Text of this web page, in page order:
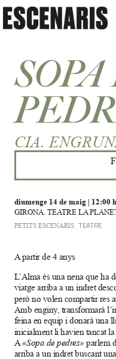
CIA.
diumenge 14 de maig| 12:00 h
GIRONA. TEATRE LA
PETITS ESCENARIS TEATRE
A partir de 4 anys
L’Alma és una nena que ha
viatge arriba a un indret
però no volen compartir res
Amb enginy, transformarà
feina en equip i donarà una
inicialment li havien tancat la
A «Sopa de pedres» parlem
arriba a un indret buscant